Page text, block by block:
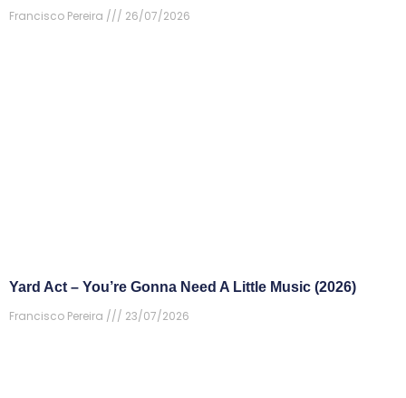
Francisco Pereira 26/07/2026
Yard Act – You’re Gonna Need A Little Music (2026)
Francisco Pereira
23/07/2026